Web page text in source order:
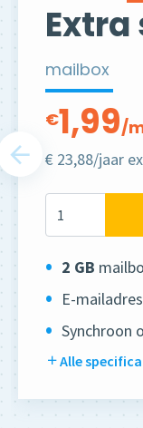
mailbox
€1,99/
€ 23,88/jaar
2 GB
E-
Synchroon
Alle